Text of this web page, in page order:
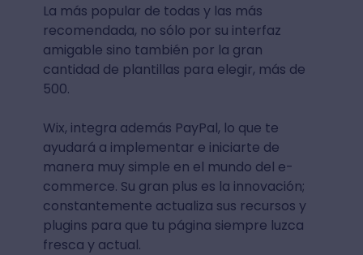
La más popular de todas y las más
recomendada, no sólo por su interfaz
amigable sino también por la gran
cantidad de plantillas para elegir, más de
500.
Wix, integra además PayPal, lo que te
ayudará a implementar e iniciarte de
manera muy simple en el mundo del e-
commerce. Su gran plus es la innovación;
constantemente actualiza sus recursos y
plugins para que tu página siempre luzca
fresca y actual.